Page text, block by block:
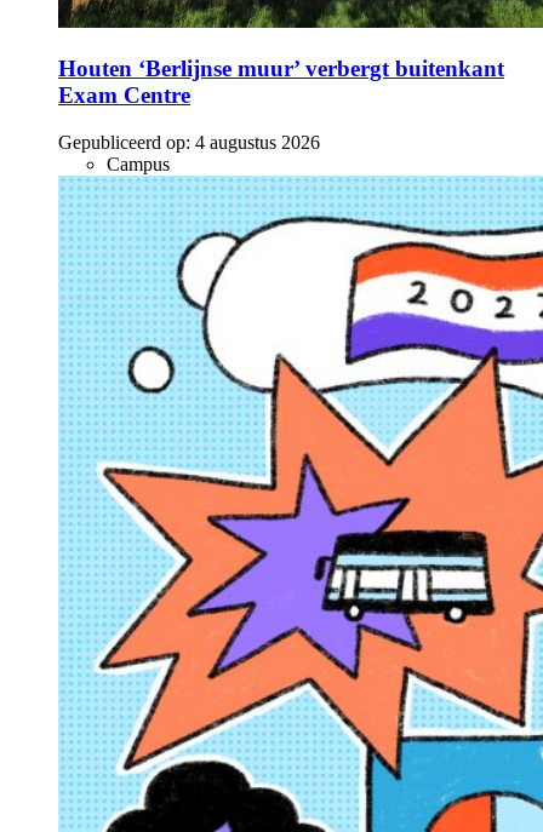
Houten ‘Berlijnse muur’ verbergt buitenkant
Exam Centre
Gepubliceerd op: 4 augustus 2026
Campus